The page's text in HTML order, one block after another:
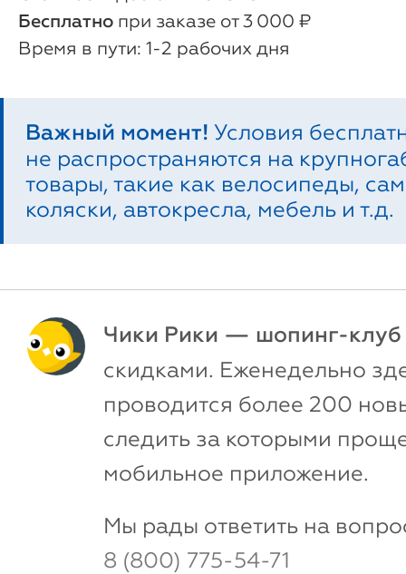
Бесплатно при заказе от 3 000 ₽
1-2 рабочих дня
Важный момент! Условия
не распространяются на
товары, такие как велосипеды,
коляски, автокресла, мебель и т.д.
Чики Рики — шопинг-клуб
скидками. Еженедельно
проводится более 200
следить за которыми
мобильное приложение.
Мы рады ответить на
8 (800) 775-54-71